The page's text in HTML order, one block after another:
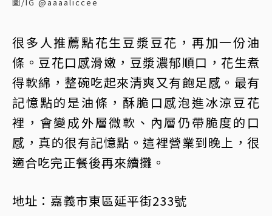
很多人推薦點花生豆漿豆花，再加一份油
條。豆花口感滑嫩，豆漿濃郁順口，花生煮
得軟綿，整碗吃起來清爽又有飽足感。最有
記憶點的是油條，酥脆口感泡進冰涼豆花
裡，會變成外層微軟、內層仍帶脆度的口
感，真的很有記憶點。這裡營業到晚上，很
適合吃完正餐後再來續攤。
地址：嘉義市東區延平街233號